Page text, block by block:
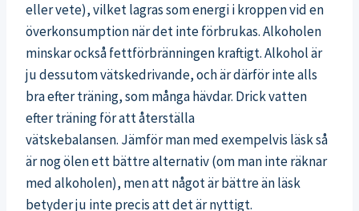
eller vete), vilket lagras som energi i kroppen vid en
överkonsumption när det inte förbrukas. Alkoholen
minskar också fettförbränningen kraftigt. Alkohol är
ju dessutom vätskedrivande, och är därför inte alls
bra efter träning, som många hävdar. Drick vatten
efter träning för att återställa
vätskebalansen. Jämför man med exempelvis läsk så
är nog ölen ett bättre alternativ (om man inte räknar
med alkoholen), men att något är bättre än läsk
betyder ju inte precis att det är nyttigt.